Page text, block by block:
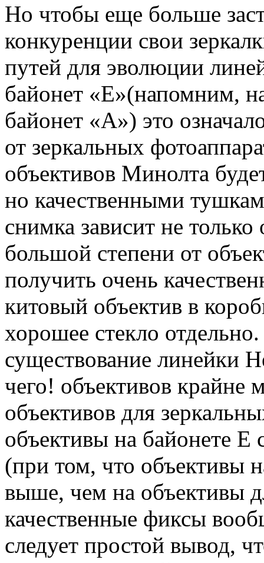
Но чтобы еще больше
конкуренции свои
путей для эволюции
байонет «E»(напомним,
байонет «А») это
от зеркальных
объективов Минолта
но качественными
снимка зависит не
большой степени от
получить очень
китовый объектив в
хорошее стекло
существование линейки
чего! объективов крайне
объективов для
объективы на байонете E
(при том, что объективы
выше, чем на объективы
качественные фиксы
следует простой вывод,